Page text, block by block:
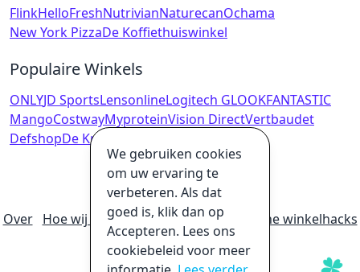
FlinkHelloFreshNutrivianNaturecanOchama
New York PizzaDe Koffiethuiswinkel
Populaire Winkels
ONLYJD SportsLensonlineLogitech GLOOKFANTASTIC
MangoCostwayMyproteinVision DirectVertbaudet
DefshopDe Kruidenbaron
Over Hoe wij geld verdienen
Ultieme online winkelhacks
Privacybeleid Disclaimer
We gebruiken cookies
om uw ervaring te
verbeteren. Als dat
goed is, klik dan op
Accepteren. Lees ons
cookiebeleid voor meer